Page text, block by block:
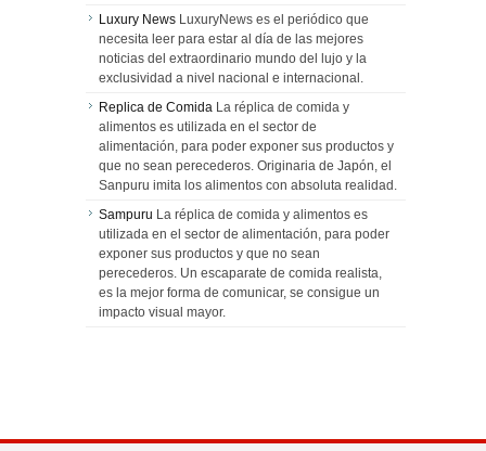
Luxury News LuxuryNews es el periódico que
necesita leer para estar al día de las mejores
noticias del extraordinario mundo del lujo y la
exclusividad a nivel nacional e internacional.
Replica de Comida La réplica de comida y
alimentos es utilizada en el sector de
alimentación, para poder exponer sus productos y
que no sean perecederos. Originaria de Japón, el
Sanpuru imita los alimentos con absoluta realidad.
Sampuru La réplica de comida y alimentos es
utilizada en el sector de alimentación, para poder
exponer sus productos y que no sean
perecederos. Un escaparate de comida realista,
es la mejor forma de comunicar, se consigue un
impacto visual mayor.